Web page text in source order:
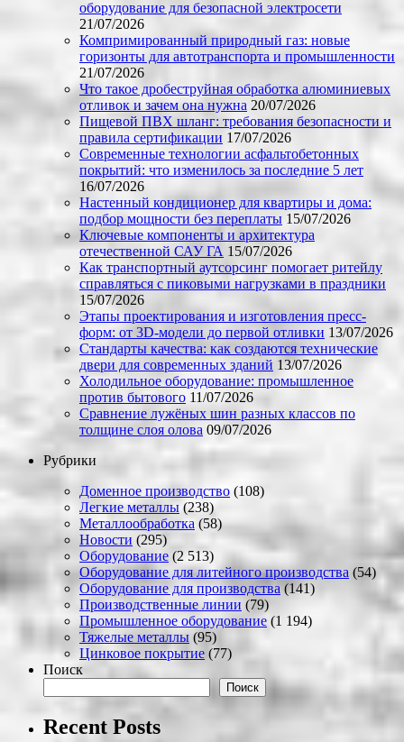
оборудование для безопасной электросети
21/07/2026
Компримированный природный газ: новые
горизонты для автотранспорта и промышленности
21/07/2026
Что такое дробеструйная обработка алюминиевых
отливок и зачем она нужна 20/07/2026
Пищевой ПВХ шланг: требования безопасности и
правила сертификации 17/07/2026
Современные технологии асфальтобетонных
покрытий: что изменилось за последние 5 лет
16/07/2026
Настенный кондиционер для квартиры и дома:
подбор мощности без переплаты 15/07/2026
Ключевые компоненты и архитектура
отечественной САУ ГА 15/07/2026
Как транспортный аутсорсинг помогает ритейлу
справляться с пиковыми нагрузками в праздники
15/07/2026
Этапы проектирования и изготовления пресс-
форм: от 3D-модели до первой отливки 13/07/2026
Стандарты качества: как создаются технические
двери для современных зданий 13/07/2026
Холодильное оборудование: промышленное
против бытового 11/07/2026
Сравнение лужёных шин разных классов по
толщине слоя олова 09/07/2026
Рубрики
Доменное производство (108)
Легкие металлы (238)
Металлообработка (58)
Новости (295)
Оборудование (2 513)
Оборудование для литейного производства (54)
Оборудование для производства (141)
Производственные линии (79)
Промышленное оборудование (1 194)
Тяжелые металлы (95)
Цинковое покрытие (77)
Поиск
Поиск
Recent Posts